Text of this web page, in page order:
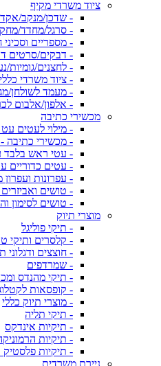
ציוד משרדי מקיף
- שדכן/מנקב/
- סרגל/מחדד/
- מספריים וסכיני
- דבקים/סרטים
- לחצנים/גומיות/
- ציוד משרדי כללי
- מעמד לשולחן/
- אלפון/אלבום
מכשירי כתיבה
- מילוי לעטים
- מכשירי כתיבה -
- עטי ראש בלבד
- עטים כדוריים
- עפרונות ועפרון
- טושים
- טושים לסימון
מוצרי תיוק
- תיקי פוליגל
- קלסרים ותיקי
- חוצצים ודגלוני
- שמרדפים
- תיקי מהנדס
- קופסאות
- מוצרי תיוק כללי
- תיקי תליה
- תיקיות אינדקס
- תיקיות
- תיקיות פלסטיק
ניירת משרדית